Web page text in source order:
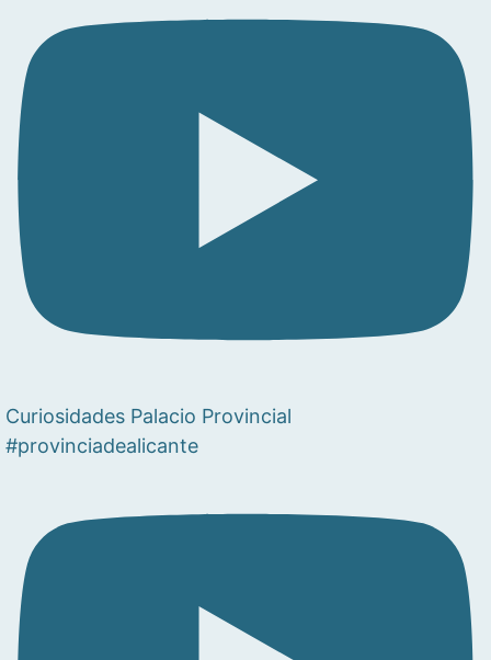
Curiosidades Palacio Provincial
#provinciadealicante